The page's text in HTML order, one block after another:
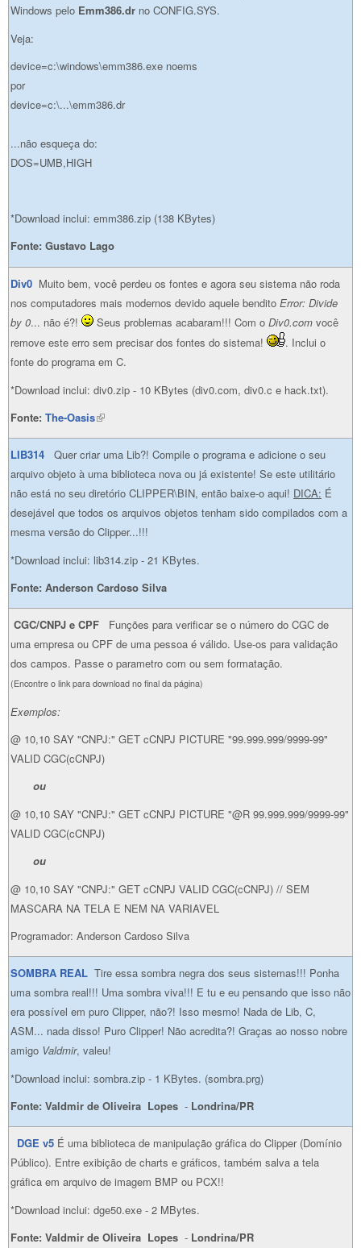
Windows pelo Emm386.dr no CONFIG.SYS.
Veja:
device=c:\windows\emm386.exe noems
por
device=c:\...\emm386.dr
...não esqueça do:
DOS=UMB,HIGH
*Download inclui: emm386.zip (138 KBytes)
Fonte: Gustavo Lago
Div0 Muito bem, você perdeu os fontes e agora seu sistema não roda
nos computadores mais modernos devido aquele bendito Error: Divide
by 0... não é?! Seus problemas acabaram!!! Com o Div0.com você
remove este erro sem precisar dos fontes do sistema!
. Inclui o
fonte do programa em C.
*Download inclui: div0.zip - 10 KBytes (div0.com, div0.c e hack.txt).
Fonte: The-Oasis(link is external)
LIB314
Quer criar uma Lib?! Compile o programa e adicione o seu
arquivo objeto à uma biblioteca nova ou já existente! Se este utilitário
não está no seu diretório CLIPPER\BIN, então baixe-o aqui! DICA: É
desejável que todos os arquivos objetos tenham sido compilados com a
mesma versão do Clipper...!!!
*Download inclui: lib314.zip - 21 KBytes.
Fonte: Anderson Cardoso Silva
CGC/CNPJ e CPF
Funções para verificar se o número do CGC de
uma empresa ou CPF de uma pessoa é válido. Use-os para validação
dos campos. Passe o parametro com ou sem formatação.
(Encontre o link para download no final da página)
Exemplos:
@ 10,10 SAY "CNPJ:" GET cCNPJ PICTURE "99.999.999/9999-99"
VALID CGC(cCNPJ)
ou
@ 10,10 SAY "CNPJ:" GET cCNPJ PICTURE "@R 99.999.999/9999-99"
VALID CGC(cCNPJ)
ou
@ 10,10 SAY "CNPJ:" GET cCNPJ VALID CGC(cCNPJ) // SEM
MASCARA NA TELA E NEM NA VARIAVEL
Programador: Anderson Cardoso Silva
SOMBRA REAL Tire essa sombra negra dos seus sistemas!!! Ponha
uma sombra real!!! Uma sombra viva!!! E tu e eu pensando que isso não
era possível em puro Clipper, não?! Isso mesmo! Nada de Lib, C,
ASM... nada disso! Puro Clipper! Não acredita?! Graças ao nosso nobre
amigo Valdmir, valeu!
*Download inclui: sombra.zip - 1 KBytes. (sombra.prg)
Fonte: Valdmir de Oliveira Lopes - Londrina/PR
DGE v5 É uma biblioteca de manipulação gráfica do Clipper (Domínio
Público). Entre exibição de charts e gráficos, também salva a tela
gráfica em arquivo de imagem BMP ou PCX!!
*Download inclui: dge50.exe - 2 MBytes.
Fonte: Valdmir de Oliveira Lopes - Londrina/PR